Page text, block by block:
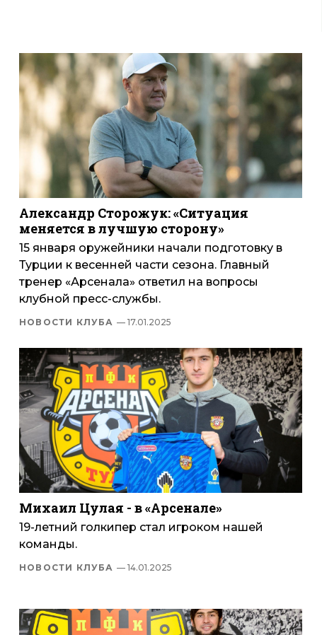
Александр Сторожук: «Ситуация
меняется в лучшую сторону»
15 января оружейники начали подготовку в
Турции к весенней части сезона. Главный
тренер «Арсенала» ответил на вопросы
клубной пресс-службы.
НОВОСТИ КЛУБА — 17.01.2025
Михаил Цулая - в «Арсенале»
19-летний голкипер стал игроком нашей
команды.
НОВОСТИ КЛУБА — 14.01.2025